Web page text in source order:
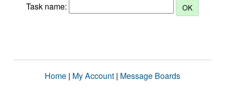
Task name:
Home | My Account | Message Boards